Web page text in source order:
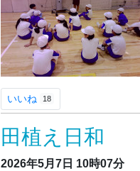
いいね 18
田植え日和
2026年5月7日 10時07分